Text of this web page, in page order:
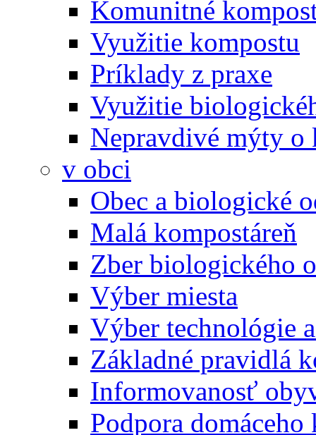
Komunitné
Využitie kompostu
Príklady z praxe
Využitie
Nepravdivé mýty o
v obci
Obec a biologické
Malá kompostáreň
Zber biologického
Výber miesta
Výber technológie
Základné pravidlá
Informovanosť
Podpora